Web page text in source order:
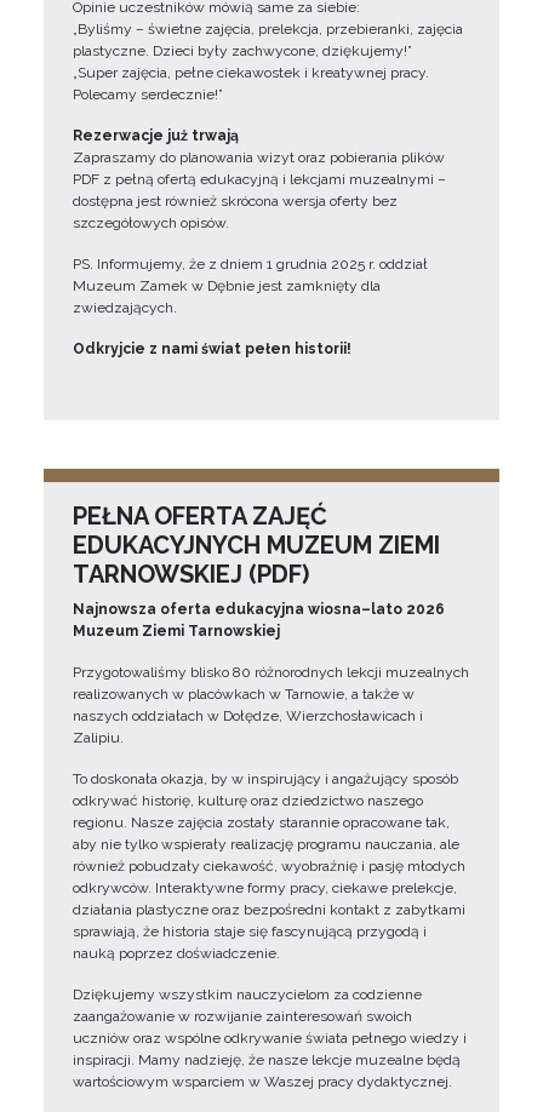
Opinie uczestników mówią same za siebie:
„Byliśmy – świetne zajęcia, prelekcja, przebieranki, zajęcia
plastyczne. Dzieci były zachwycone, dziękujemy!”
„Super zajęcia, pełne ciekawostek i kreatywnej pracy.
Polecamy serdecznie!”
Rezerwacje już trwają
Zapraszamy do planowania wizyt oraz pobierania plików
PDF z pełną ofertą edukacyjną i lekcjami muzealnymi –
dostępna jest również skrócona wersja oferty bez
szczegółowych opisów.
PS. Informujemy, że z dniem 1 grudnia 2025 r. oddział
Muzeum Zamek w Dębnie jest zamknięty dla
zwiedzających.
Odkryjcie z nami świat pełen historii!
PEŁNA OFERTA ZAJĘĆ
EDUKACYJNYCH MUZEUM ZIEMI
TARNOWSKIEJ (PDF)
Najnowsza oferta edukacyjna wiosna–lato 2026
Muzeum Ziemi Tarnowskiej
Przygotowaliśmy blisko 80 różnorodnych lekcji muzealnych
realizowanych w placówkach w Tarnowie, a także w
naszych oddziałach w Dołędze, Wierzchosławicach i
Zalipiu.
To doskonała okazja, by w inspirujący i angażujący sposób
odkrywać historię, kulturę oraz dziedzictwo naszego
regionu. Nasze zajęcia zostały starannie opracowane tak,
aby nie tylko wspierały realizację programu nauczania, ale
również pobudzały ciekawość, wyobraźnię i pasję młodych
odkrywców. Interaktywne formy pracy, ciekawe prelekcje,
działania plastyczne oraz bezpośredni kontakt z zabytkami
sprawiają, że historia staje się fascynującą przygodą i
nauką poprzez doświadczenie.
Dziękujemy wszystkim nauczycielom za codzienne
zaangażowanie w rozwijanie zainteresowań swoich
uczniów oraz wspólne odkrywanie świata pełnego wiedzy i
inspiracji. Mamy nadzieję, że nasze lekcje muzealne będą
wartościowym wsparciem w Waszej pracy dydaktycznej.